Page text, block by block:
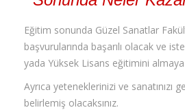
Eğitim sonunda Güzel Sanatlar
başvurularında başarılı olacak ve
yada Yüksek Lisans eğitimini almaya
Ayrıca yeteneklerinizi ve sanatınızı
belirlemiş olacaksınız.